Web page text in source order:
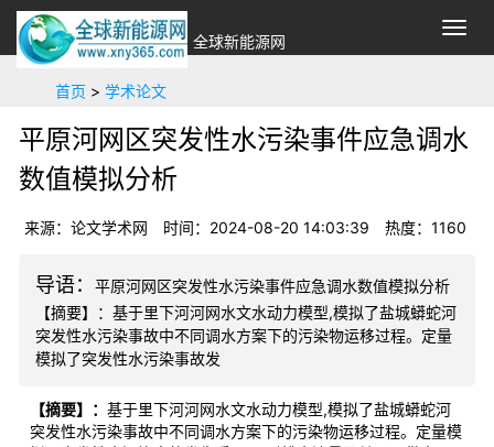
切
换
全球新能源网
首页 > 学术论文
平原河网区突发性水污染事件应急调水
数值模拟分析
来源：论文学术网 时间：2024-08-20 14:03:39 热度： 1160
平原河网区突发性水污染事件应急调水数值模拟分析
【摘要】：基于里下河河网水文水动力模型,模拟了盐城蟒蛇河
突发性水污染事故中不同调水方案下的污染物运移过程。定量
模拟了突发性水污染事故发
【摘要】： 基于里下河河网水文水动力模型,模拟了盐城蟒蛇河
突发性水污染事故中不同调水方案下的污染物运移过程。定量模